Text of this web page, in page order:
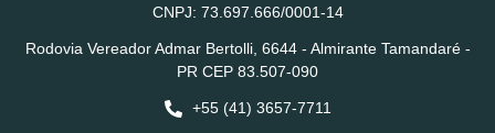
CNPJ: 73.697.666/0001-14
Rodovia Vereador Admar Bertolli, 6644 - Almirante Tamandaré -
PR CEP 83.507-090
+55 (41) 3657-7711